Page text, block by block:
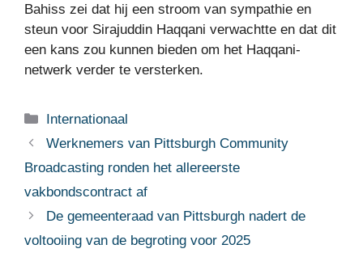
Bahiss zei dat hij een stroom van sympathie en
steun voor Sirajuddin Haqqani verwachtte en dat dit
een kans zou kunnen bieden om het Haqqani-
netwerk verder te versterken.
Categorieën
Internationaal
Werknemers van Pittsburgh Community
Broadcasting ronden het allereerste
vakbondscontract af
De gemeenteraad van Pittsburgh nadert de
voltooiing van de begroting voor 2025